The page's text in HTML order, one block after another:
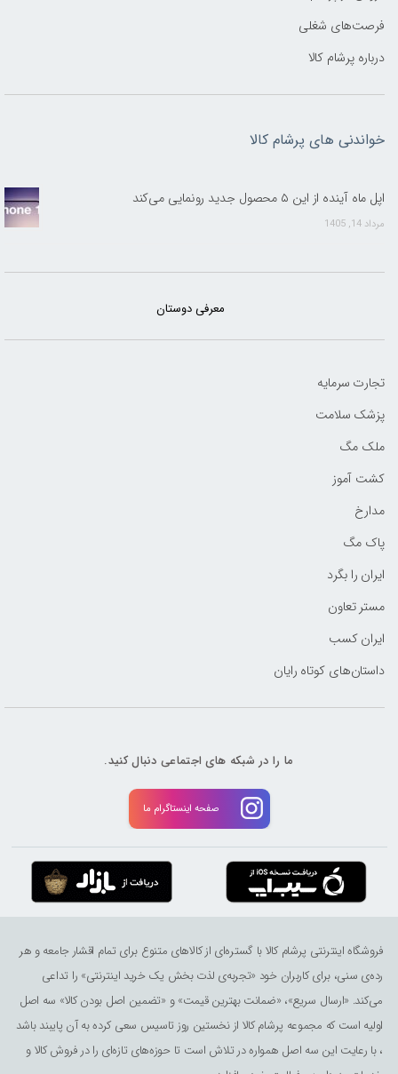
فرصت‌های شغلی
درباره پرشام کالا
خواندنی های پرشام کالا
اپل ماه آینده از این ۵ محصول جدید رونمایی می‌کند
مرداد 14, 1405
معرفی دوستان
تجارت سرمایه
پزشک سلامت
ملک مگ
کشت آموز
مدارخ
پاک مگ
ایران را بگرد
مستر تعاون
ایران کسب
داستان‌های کوتاه رایان
ما را در شبکه های اجتماعی دنبال کنید.
صفحه اینستاگرام ما
فروشگاه اینترنتی پرشام کالا با گستره‌ای از کالاهای متنوع برای تمام اقشار جامعه و هر
رده‌ی سنی، برای کاربران خود «تجربه‌ی لذت ‌بخش یک خرید اینترنتی» را تداعی
می‌کند. «ارسال سریع»، «ضمانت بهترین قیمت» و «تضمین اصل بودن کالا» سه اصل
اولیه است که مجموعه پرشام کالا از نخستین روز تاسیس سعی کرده به آن پایبند باشد
، با رعایت این سه اصل همواره در تلاش است تا حوزه‌های تازه‌ای را در فروش کالا و